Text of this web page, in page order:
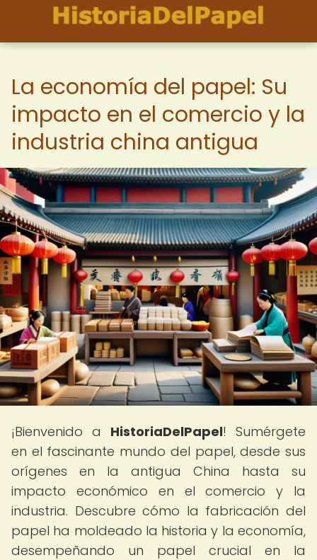
La economía del papel: Su
impacto en el comercio y la
industria china antigua
¡Bienvenido a HistoriaDelPapel! Sumérgete
en el fascinante mundo del papel, desde sus
orígenes en la antigua China hasta su
impacto económico en el comercio y la
industria. Descubre cómo la fabricación del
papel ha moldeado la historia y la economía,
desempeñando un papel crucial en la